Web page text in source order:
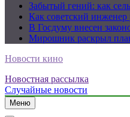
Забытый гений: как
Как советский инженер
В Госдуму внесен
Мирошник раскрыл
Новости кино
Новостная рассылка
Случайные новости
Меню